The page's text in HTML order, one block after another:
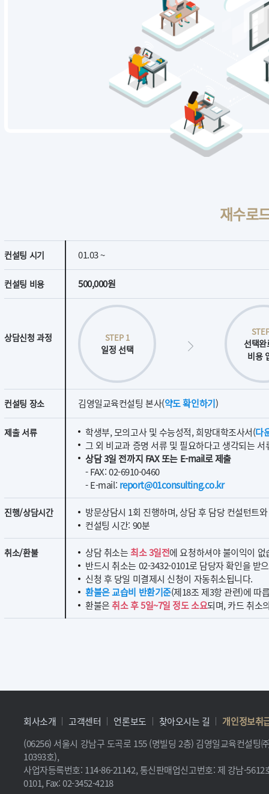
재수로
컨설팅 시기 01.03 ~
컨설팅 비용 500,000원
상담신청 과정 STEP 1
일정 선택
선택완
비용
컨설팅 장소 김영일교육컨설팅 본사(약도 확인하기)
제출 서류 학생부, 모의고사 및 수능성적, 희망대학조사서(다
그 외 비교과 증명 서류 및 필요하다고 생각되는 서
상담 3일 전까지 FAX 또는 E-mail로 제출
- FAX: 02-6910-0460
- E-mail: report@01consulting.co.kr
진행/상담시간
방문상담시 1회 진행하며, 상담 후 담당 컨설턴트
컨설팅 시간: 90분
취소/환불 상담 취소는 최소 3일전에 요청하셔야 불이익이 없
반드시 취소는 02-3432-0101로 담당자 확인을 받
신청 후 당일 미결제시 신청이 자동취소됩니다.
환불은 교습비 반환기준(제18조 제3항 관련)에 따
환불은취소 후 5일~7일 정도 소요되며, 카드 취소
회사소개 고객센터 언론보도 찾아오시는 길
개인정보취
(06256) 서울시 강남구 도곡로 155 (명빌딩 2층) 김영일교육컨설팅
10393호),
사업자등록번호: 114-86-21142, 통신판매업신고번호: 제 강남-
0101, Fax: 02-3452-4218